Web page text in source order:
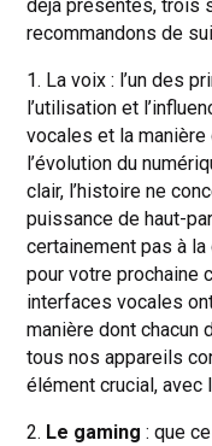
déjà présentes, trois
recommandons de
1. La voix : l’un des
l’utilisation et
vocales et la
l’évolution du
clair, l’histoire ne
puissance de haut-
certainement pas à la
pour votre prochaine
interfaces vocales
manière dont chacun
tous nos appareils
élément crucial, avec
2. Le gaming: que